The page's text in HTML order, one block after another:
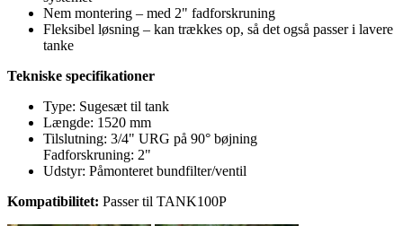
Nem montering – med 2" fadforskruning
Fleksibel løsning – kan trækkes op, så det også passer i lavere
tanke
Tekniske specifikationer
Type: Sugesæt til tank
Længde: 1520 mm
Tilslutning: 3/4" URG på 90° bøjning
Fadforskruning: 2"
Udstyr: Påmonteret bundfilter/ventil
Kompatibilitet: Passer til TANK100P